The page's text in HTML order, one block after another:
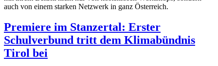
auch von einem starken Netzwerk in ganz Österreich.
Premiere im Stanzertal: Erster
Schulverbund tritt dem Klimabündnis
Tirol bei